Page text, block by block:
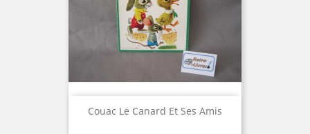
Couac Le Canard Et Ses Amis